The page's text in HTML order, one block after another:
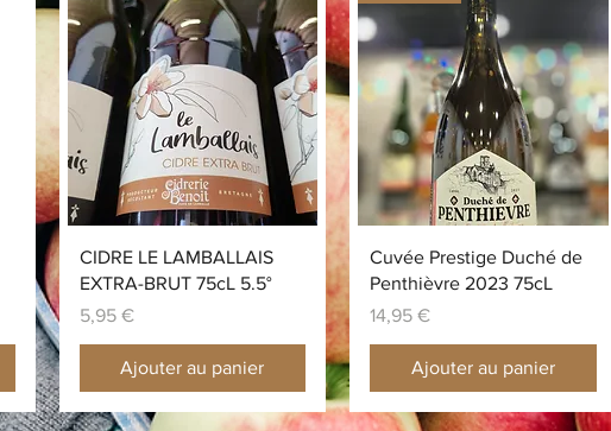
Aperçu rapide
CIDRE LE LAMBALLAIS
EXTRA-BRUT 75cL 5.5°
Prix
5,95 €
Ajouter au panier
Aperçu rapide
Cuvée Prestige Duché de
Penthièvre 2023 75cL
Prix
14,95 €
Ajouter au panier